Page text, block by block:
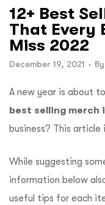
12+ Best
That Every
Miss 2022
December 19, 2021 By
A new year is about
best selling merch
business? This
While suggesting
information below
useful tips for each